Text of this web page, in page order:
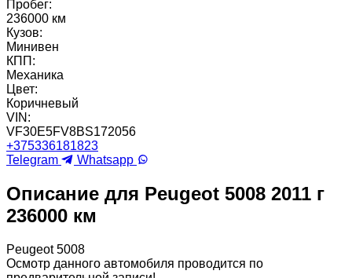
Пробег:
236000 км
Кузов:
Минивен
КПП:
Механика
Цвет:
Коричневый
VIN:
VF30E5FV8BS172056
+375336181823
Telegram
Whatsapp
Описание для Peugeot 5008 2011 г
236000 км
Peugeot 5008
Осмотр данного автомобиля проводится по